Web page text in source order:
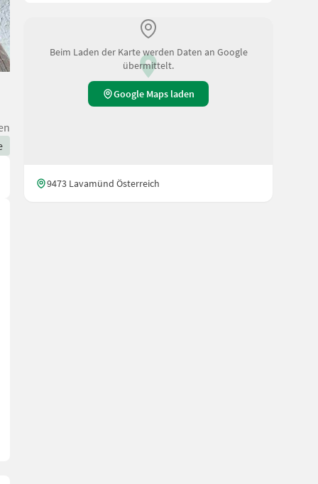
Beim Laden der Karte werden Daten an Google
übermittelt.
Google Maps laden
9473 Lavamünd Österreich